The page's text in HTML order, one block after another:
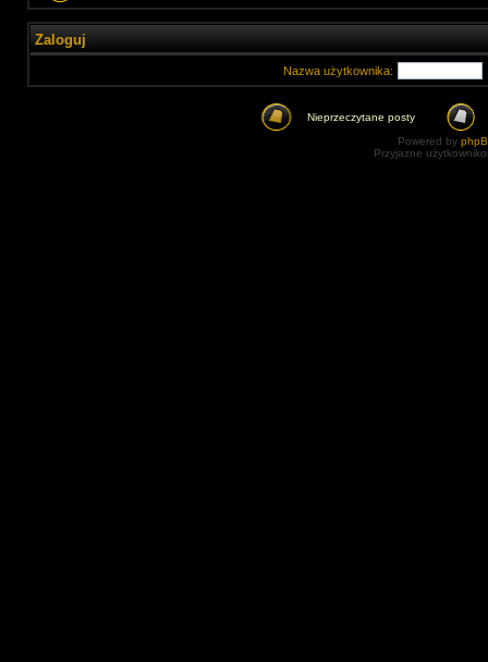
Zaloguj
Nazwa użytkownika:
Nieprzeczytane posty
Powered by
Przyjazne